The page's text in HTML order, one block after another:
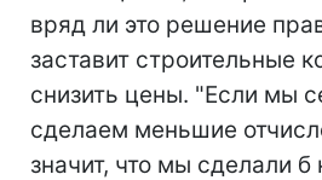
вряд ли это решение
заставит строительные
снизить цены. "Если мы
сделаем меньшие
значит, что мы сделали б